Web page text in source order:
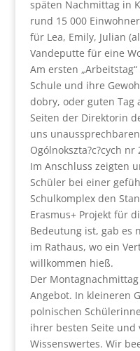
späten Nachmittag in
rund 15 000
für Lea, Emily, Julian
Vandeputte für eine
Am ersten
Schule und ihre
dobry, oder guten Tag
Seiten der Direktorin
uns unaussprechbaren
Ogólnokszta?c?cych nr
Im Anschluss zeigten
Schüler bei einer
Schulkomplex den
Erasmus+ Projekt für
Bedeutung ist, gab es
im Rathaus, wo ein
willkommen hieß.
Der
Angebot. In kleineren
polnischen
ihrer besten Seite
Wissenswertes. Wir